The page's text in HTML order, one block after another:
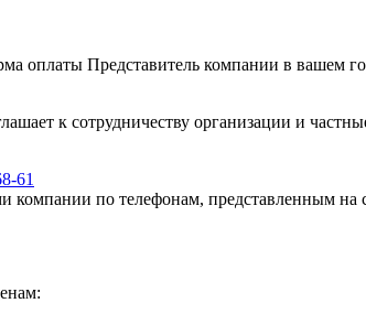
оплаты Представитель компании в вашем
к сотрудничеству организации и
61
компании по телефонам, представленным на